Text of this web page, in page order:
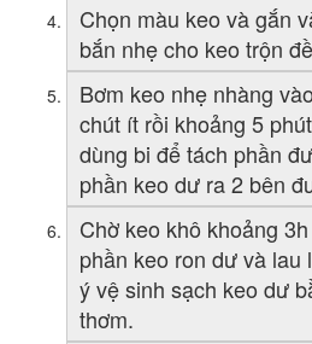
Chọn màu keo và gắn
bắn nhẹ cho keo trộn
Bơm keo nhẹ nhàng
chút ít rồi khoảng 5
dùng bi để tách phần
phần keo dư ra 2 bên
Chờ keo khô khoảng
phần keo ron dư và lau
ý vệ sinh sạch keo dư
thơm.